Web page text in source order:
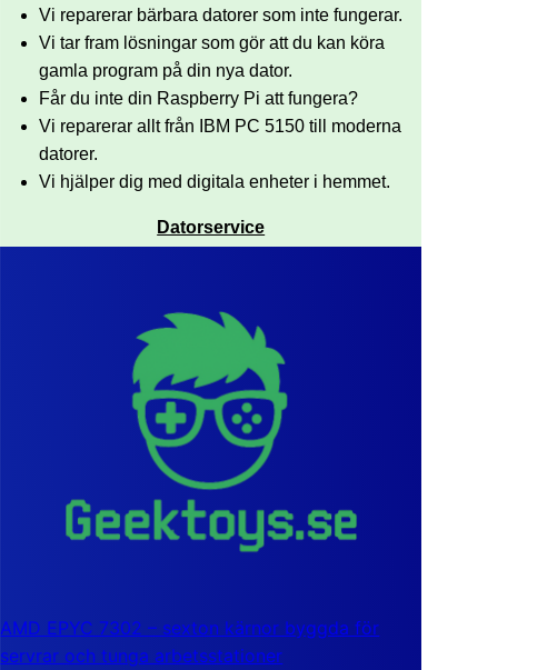
Vi reparerar bärbara datorer som inte fungerar.
Vi tar fram lösningar som gör att du kan köra
gamla program på din nya dator.
Får du inte din Raspberry Pi att fungera?
Vi reparerar allt från IBM PC 5150 till moderna
datorer.
Vi hjälper dig med digitala enheter i hemmet.
Datorservice
AMD EPYC 7302 – sexton kärnor byggda för
servrar och tunga arbetsstationer